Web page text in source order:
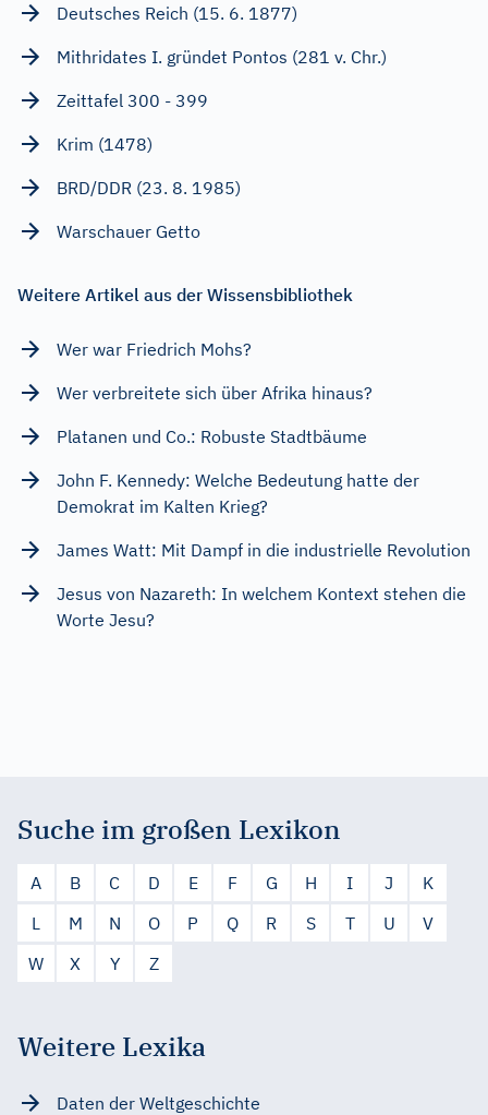
Deutsches Reich (15. 6. 1877)
Mithridates I. gründet Pontos (281 v. Chr.)
Zeittafel 300 - 399
Krim (1478)
BRD/DDR (23. 8. 1985)
Warschauer Getto
Weitere Artikel aus der Wissensbibliothek
Wer war Friedrich Mohs?
Wer verbreitete sich über Afrika hinaus?
Platanen und Co.: Robuste Stadtbäume
John F. Kennedy: Welche Bedeutung hatte der
Demokrat im Kalten Krieg?
James Watt: Mit Dampf in die industrielle Revolution
Jesus von Nazareth: In welchem Kontext stehen die
Worte Jesu?
Suche im großen Lexikon
A B C D E F G H I J
K
L
M N O P Q R S T U
V
W
X Y Z
Weitere Lexika
Daten der Weltgeschichte